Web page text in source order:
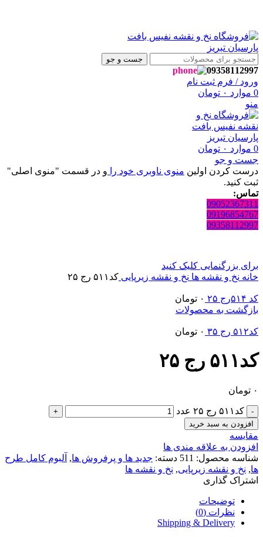
جست و جو
09358112997
ورود / فرم ثبت نام
0 موارد ۰ تومان
منو
0 موارد ۰ تومان
جست و جو
درست کردن اولین منوی ناوبری خود را و در قسمت "منوی اصلی"
ثبت کنید.
تماس:
09052367311
09196854767
09358112997
برای بزرگنمایی کلیک کنید
خانه نخ و نقشه ها نخ و نقشه زیرپایی کد۵۱۱ رج ۲۵
کد ۵۱۴رج ۲۵ ۰ تومان
بازگشت به محصولات
کد۵۱۲ رج ۳۵ ۰ تومان
کد۵۱۱ رج ۲۵
۰ تومان
کد۵۱۱ رج ۲۵ عدد
افزودن به سبد خرید
مقایسه
افزودن به علاقه مندی ها
شناسه محصول: 511 دسته: جدید ها و پرفروش ها, آلبوم کامل طرح
ها, نخ و نقشه زیرپایی, نخ و نقشه ها
اشتراک گذاری
توضیحات
نظرات (0)
Shipping & Delivery